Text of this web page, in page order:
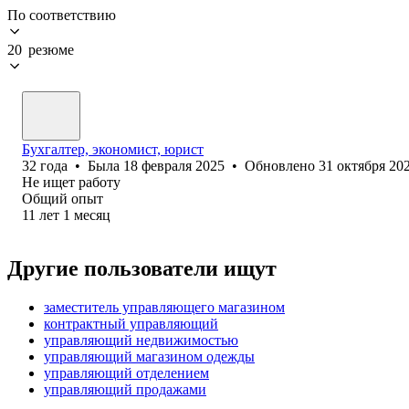
По соответствию
20 резюме
Бухгалтер, экономист, юрист
32 года • Была 18 февраля 2025 • Обновлено 31 октября
Не ищет работу
Общий опыт
11 лет 1 месяц
Другие пользователи ищут
заместитель управляющего магазином
контрактный управляющий
управляющий недвижимостью
управляющий магазином одежды
управляющий отделением
управляющий продажами